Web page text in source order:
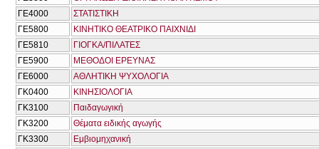
ΓΕ4000
ΣΤΑΤΙΣΤΙΚΗ
ΓΕ5800
ΚΙΝΗΤΙΚΟ ΘΕΑΤΡΙΚΟ ΠΑΙΧΝΙΔΙ
ΓΕ5810
ΓΙΟΓΚΑ/ΠΙΛΑΤΕΣ
ΓΕ5900
ΜΕΘΟΔΟΙ ΕΡΕΥΝΑΣ
ΓΕ6000
ΑΘΛΗΤΙΚΗ ΨΥΧΟΛΟΓΙΑ
ΓΚ0400
ΚΙΝΗΣΙΟΛΟΓΙΑ
ΓΚ3100
Παιδαγωγική
ΓΚ3200
Θέματα ειδικής αγωγής
ΓΚ3300
Εμβιομηχανική